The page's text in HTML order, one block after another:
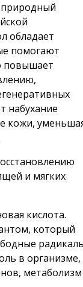
обладает
помогают
повышает
набухание
кожи,
и мягких
кислота.
который
в организме,
метаболизм